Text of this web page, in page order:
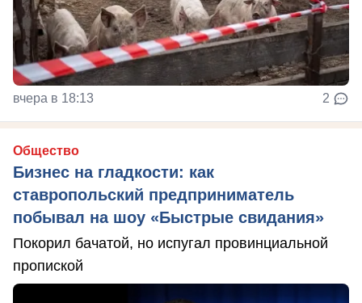
вчера в 18:13 2
Общество
Бизнес на гладкости: как
ставропольский предприниматель
побывал на шоу «Быстрые свидания»
Покорил бачатой, но испугал провинциальной
пропиской